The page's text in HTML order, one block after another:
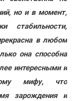
но и в момент,
стабильности,
в любом
она способна
интересными и
мифу, что
зарождения и